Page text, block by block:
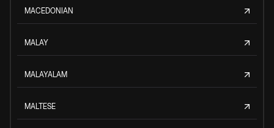
MACEDONIAN
MALAY
MALAYALAM
MALTESE